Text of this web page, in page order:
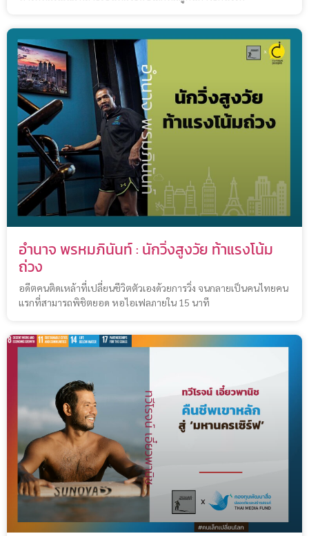
อำนาจ พรหมภินันท์ : นักวิ่งสูงวัย ท้าแรงโน้ม
ถ่วง
อดีตคนติดเหล้าที่เปลี่ยนชีวิตตัวเองด้วยการวิ่ง จนกลายเป็นคนไทยคน
แรกที่สามารถพิชิตยอด หอไอเฟลภายใน 15 นาที